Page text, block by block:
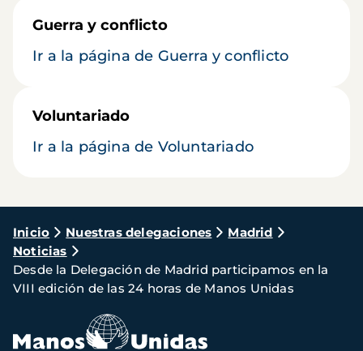
Guerra y conflicto
Ir a la página de Guerra y conflicto
Voluntariado
Ir a la página de Voluntariado
Ruta
de
navegación
Inicio Nuestras delegaciones
Madrid
Noticias
Desde la Delegación de Madrid participamos en la
VIII edición de las 24 horas de Manos Unidas